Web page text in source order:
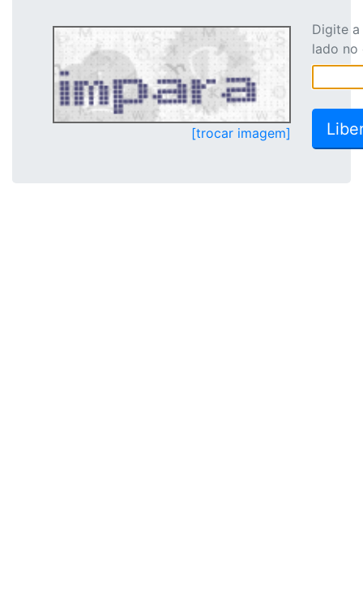
[trocar imagem]
Digite
lado no